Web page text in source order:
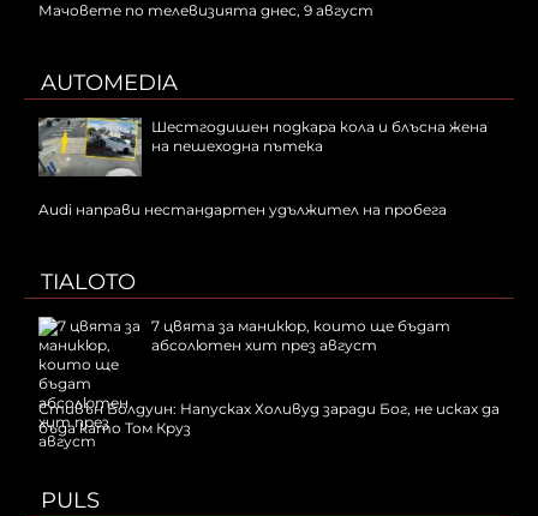
Мачовете по телевизията днес, 9 август
AUTOMEDIA
Шестгодишен подкара кола и блъсна жена
на пешеходна пътека
Audi направи нестандартен удължител на пробега
TIALOTO
7 цвята за маникюр, които ще бъдат
абсолютен хит през август
Стивън Болдуин: Напусках Холивуд заради Бог, не исках да
бъда като Том Круз
PULS